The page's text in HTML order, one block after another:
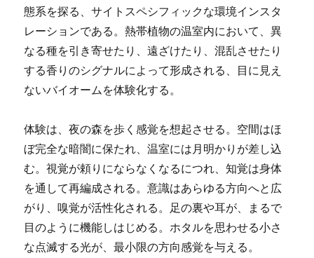
態系を探る、サイトスペシフィックな環境インスタ
レーションである。熱帯植物の温室内において、異
なる種を引き寄せたり、遠ざけたり、混乱させたり
する香りのシグナルによって形成される、目に見え
ないバイオームを体験化する。
体験は、夜の森を歩く感覚を想起させる。空間はほ
ぼ完全な暗闇に保たれ、温室には月明かりが差し込
む。視覚が頼りにならなくなるにつれ、知覚は身体
を通して再編成される。意識はあらゆる方向へと広
がり、嗅覚が活性化される。足の裏や耳が、まるで
目のように機能しはじめる。ホタルを思わせる小さ
な点滅する光が、最小限の方向感覚を与える。